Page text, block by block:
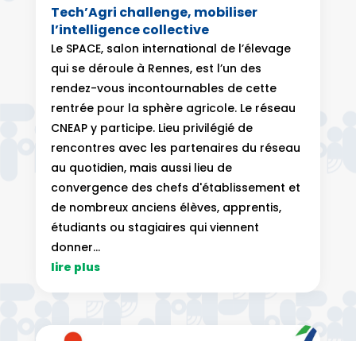
Tech’Agri challenge, mobiliser
l’intelligence collective
Le SPACE, salon international de l’élevage
qui se déroule à Rennes, est l’un des
rendez-vous incontournables de cette
rentrée pour la sphère agricole. Le réseau
CNEAP y participe. Lieu privilégié de
rencontres avec les partenaires du réseau
au quotidien, mais aussi lieu de
convergence des chefs d'établissement et
de nombreux anciens élèves, apprentis,
étudiants ou stagiaires qui viennent
donner...
lire plus